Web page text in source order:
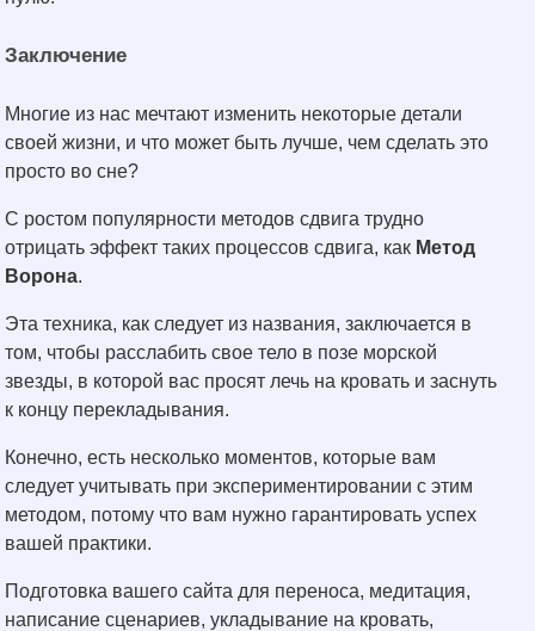
Заключение
Многие из нас мечтают изменить некоторые детали
своей жизни, и что может быть лучше, чем сделать это
просто во сне?
С ростом популярности методов сдвига трудно
отрицать эффект таких процессов сдвига, как Метод
Ворона.
Эта техника, как следует из названия, заключается в
том, чтобы расслабить свое тело в позе морской
звезды, в которой вас просят лечь на кровать и заснуть
к концу перекладывания.
Конечно, есть несколько моментов, которые вам
следует учитывать при экспериментировании с этим
методом, потому что вам нужно гарантировать успех
вашей практики.
Подготовка вашего сайта для переноса, медитация,
написание сценариев, укладывание на кровать,